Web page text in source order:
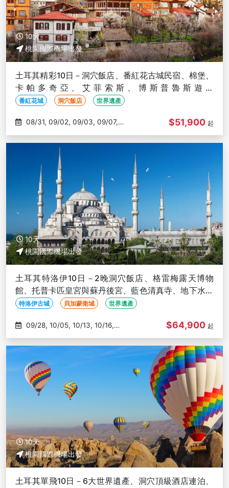
10天
桃園國際機場出發
土耳其精彩10日－洞穴飯店、番紅花古城民宿、棉堡、
卡帕多奇亞、艾菲索斯、博斯普魯斯遊船
【TK125/124】
番紅花城 洞穴飯店 世界遺產
09/11
$51,900 起
10天
桃園國際機場出發
土耳其特洛伊10日－2晚洞穴飯店、格雷梅露天博物
館、托普卡匹皇宮與蘇丹後宮、藍色清真寺、地下水宮
殿【TK25/24】
特洛伊古城 貝加蒙衛城 世界遺產
10/27
$64,900 起
10天
桃園國際機場出發
土耳其單飛10日－6大世界遺產、洞穴頂級酒店連泊、